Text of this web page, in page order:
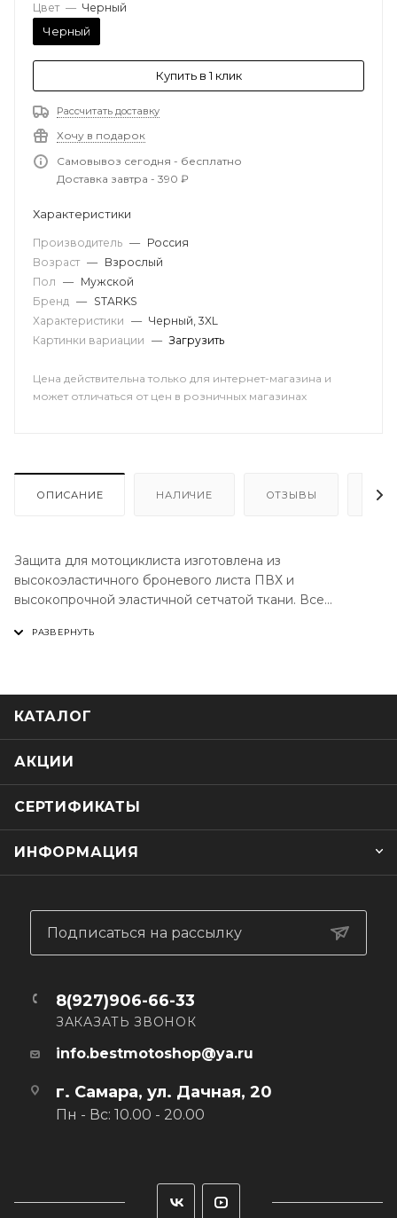
Цвет — Черный
Черный
Купить в 1 клик
Рассчитать доставку
Хочу в подарок
Самовывоз сегодня - бесплатно
Доставка завтра - 390 ₽
Характеристики
Производитель — Россия
Возраст — Взрослый
Пол — Мужской
Бренд — STARKS
Характеристики — Черный, 3XL
Картинки вариации — Загрузить
Цена действительна только для интернет-магазина и
может отличаться от цен в розничных магазинах
ОПИСАНИЕ НАЛИЧИЕ ОТЗЫВЫ
Защита для мотоциклиста изготовлена из
высокоэластичного броневого листа ПВХ и
высокопрочной эластичной сетчатой ткани. Все
для более точной подгонки под фигуру. Широкий пояс
проводит воздух. Черепаха для мотоцикла прошита
прочными нитками, поэтому она не разойдется даже
при регулярной носке.
КАТАЛОГ
АКЦИИ
СЕРТИФИКАТЫ
ИНФОРМАЦИЯ
г. Самара, ул. Дачная, 20
Пн - Вс: 10.00 - 20.00
Подписаться на рассылку
8(927)906-66-33
ЗАКАЗАТЬ ЗВОНОК
info.bestmotoshop@ya.ru